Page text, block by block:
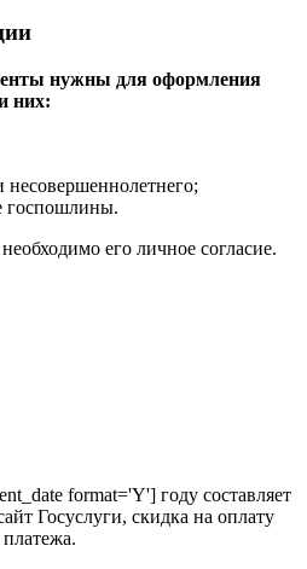
нужны для оформления
них:
госпошлины.
его личное согласие.
format='Y'] году составляет
Госуслуги, скидка на оплату